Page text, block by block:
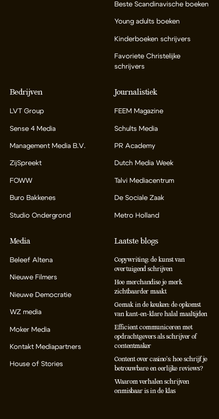
Beste Scandinavische boeken
Young adults boeken
Kinderboeken schrijvers
Favoriete Christelijke
schrijvers
Bedrijven
LVT Group
Sense 4 Media
Management Media B.V.
ZijSpreekt
FOWW
Buro Bakkenes
Studio Ondergrond
Journalistiek
FEEM Magazine
Schults Media
PR Academy
Dutch Media Week
Talvi Mediacentrum
De Sociale Zaak
Metro Holland
Media
Beleef Altena
Nieuwe Filmers
Nieuwe Democratie
WZ media
Moker Media
Kontakt Mediapartners
House of Stories
Laatste blogs
Copywriting: de kunst van
overtuigend schrijven
Hoe merchandise je merk
zichtbaarder maakt
Gemak in de keuken: de opkomst
van kant-en-klare halal maaltijden
Efficient communiceren met
opdrachtgevers als schrijver of
contentmaker
Content over casino’s: hoe schrijf je
betrouwbare en eerlijke reviews?
Waarom verhalen schrijven
onmisbaar is in de klas